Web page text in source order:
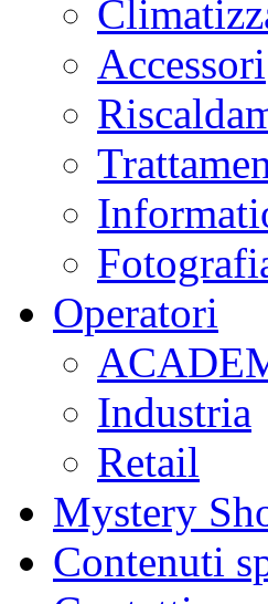
Accessori
Operatori
Industria
Retail
Mystery
Contenuti